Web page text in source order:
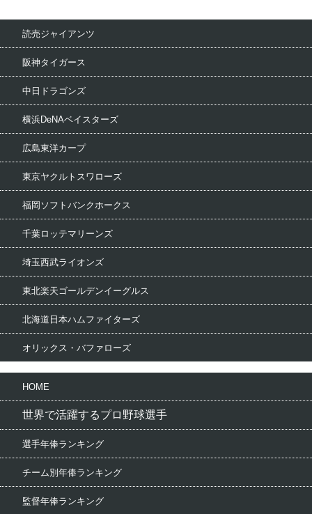
読売ジャイアンツ
阪神タイガース
中日ドラゴンズ
横浜DeNAベイスターズ
広島東洋カープ
東京ヤクルトスワローズ
福岡ソフトバンクホークス
千葉ロッテマリーンズ
埼玉西武ライオンズ
東北楽天ゴールデンイーグルス
北海道日本ハムファイターズ
オリックス・バファローズ
HOME
世界で活躍するプロ野球選手
選手年俸ランキング
チーム別年俸ランキング
監督年俸ランキング